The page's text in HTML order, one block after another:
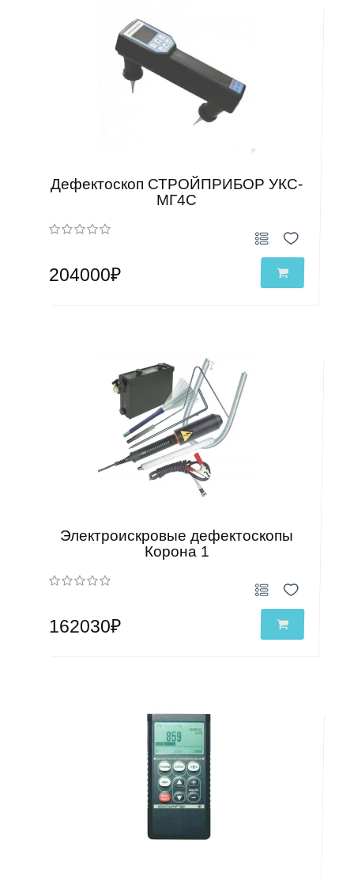
Дефектоскоп СТРОЙПРИБОР УКС-
МГ4С
204000₽
Электроискровые дефектоскопы
Корона 1
162030₽